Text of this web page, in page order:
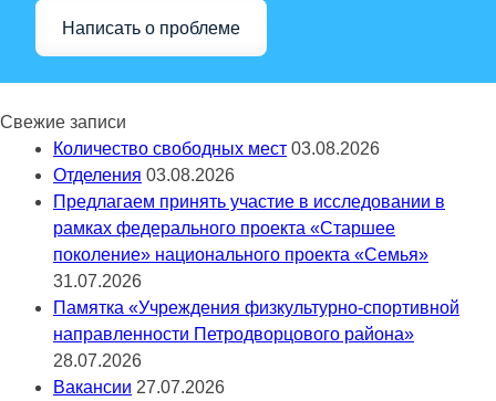
Написать о проблеме
Свежие записи
Количество свободных мест 03.08.2026
Отделения 03.08.2026
Предлагаем принять участие в исследовании в
рамках федерального проекта «Старшее
поколение» национального проекта «Семья»
31.07.2026
Памятка «Учреждения физкультурно-спортивной
направленности Петродворцового района»
28.07.2026
Вакансии 27.07.2026